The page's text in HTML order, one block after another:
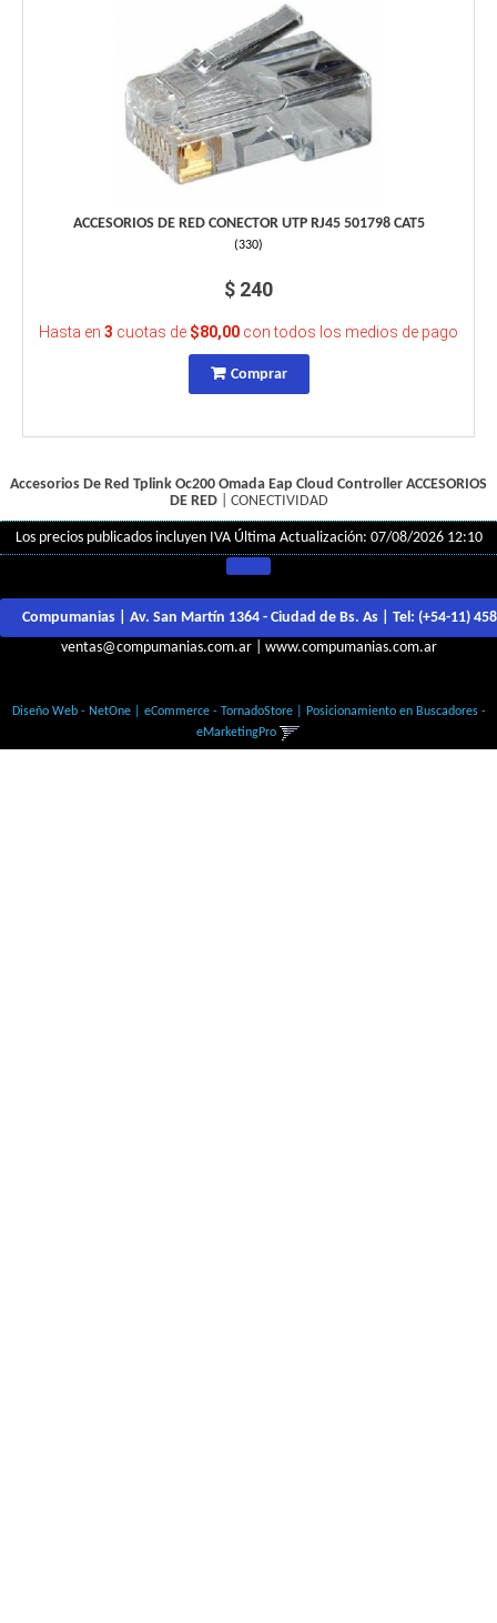
ACCESORIOS DE RED CONECTOR UTP RJ45 501798 CAT5
(330)
$ 240
Hasta en 3 cuotas de $80,00 con todos los medios de pago
Comprar
Accesorios De Red Tplink Oc200 Omada Eap Cloud Controller ACCESORIOS
DE RED| CONECTIVIDAD
Los precios publicados incluyen IVA Última Actualización: 07/08/2026 12:10
Compumanias | Av. San Martín 1364 - Ciudad de Bs. As | Tel: (+54-11)
ventas@compumanias.com.ar| www.compumanias.com.ar
Diseño Web - NetOne| eCommerce - TornadoStore| Posicionamiento en Buscadores -
eMarketingPro